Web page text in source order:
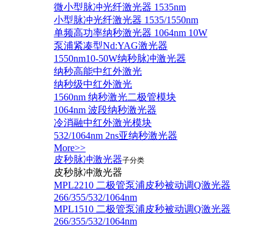
微小型脉冲光纤激光器 1535nm
小型脉冲光纤激光器 1535/1550nm
单频高功率纳秒激光器 1064nm 10W
泵浦紧凑型Nd:YAG激光器
1550nm10-50W纳秒脉冲激光器
纳秒高能中红外激光
纳秒级中红外激光
1560nm 纳秒激光二极管模块
1064nm 波段纳秒激光器
冷消融中红外激光模块
532/1064nm 2ns亚纳秒激光器
More>>
皮秒脉冲激光器子分类
皮秒脉冲激光器
​MPL2210 二极管泵浦皮秒被动调Q激光器
266/355/532/1064nm
MPL1510 二极管泵浦皮秒被动调Q激光器
266/355/532/1064nm